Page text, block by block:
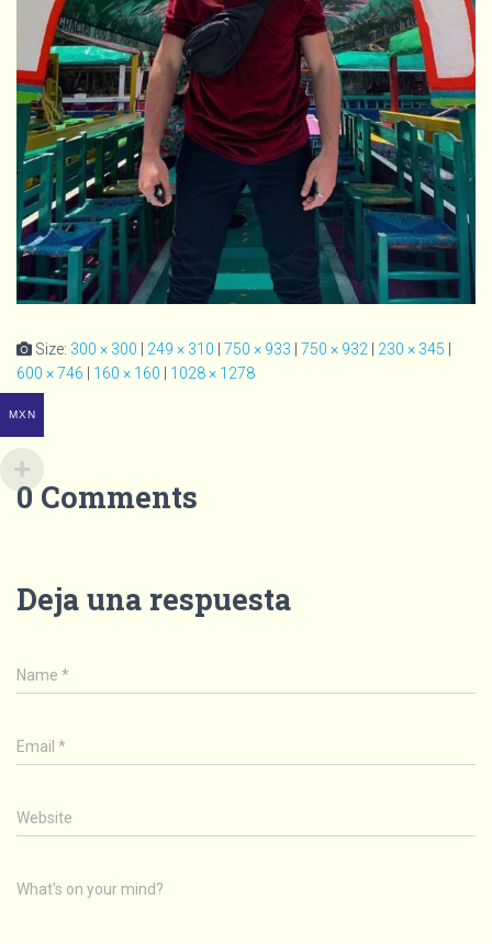
Size: 300 × 300 249 × 310 750 × 933 750 × 932 230 × 345
600 × 746
160 × 160 1028 × 1278
0 Comments
Deja una respuesta
Name *
Email *
Website
What's on your mind?
MXN